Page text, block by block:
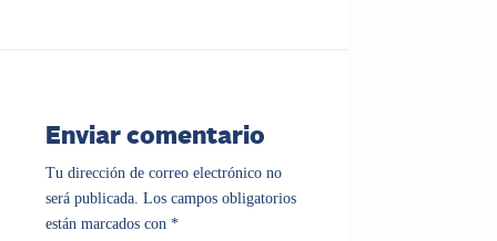
Enviar comentario
Tu dirección de correo electrónico no
será publicada. Los campos obligatorios
están marcados con *